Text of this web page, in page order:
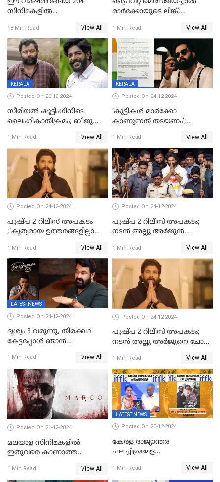
ഈ വർഷമിറങ്ങിയ 204
സിനിമകളിൽ
ചിത്രങ്ങൾ; 2024ൽ സിനിമാ
വ്യവസായത്തിന് നഷ്ടം 700
കോടി; അഭിനേതാക്കൾ
പ്രതിഫലം കുറയ്ക്കണമെന്നും
നിർമാതാക്കളുടെ സംഘടന
18 Min Read View All
പ്രൈവറ്റ് മെസേജയച്ചാല്‍
മാർക്കോയുടെ ലിങ്ക്;
സ്വദേശി അറസ്റ്റില്‍
1 Min Read View All
KERALA
Posted On 26-12-2024
സീരിയല്‍ ഷൂട്ടിംഗിനിടെ
ലൈംഗികാതിക്രമം; ബിജു
ശ്രീകുമാറിനുമെതിരെ കേസ്
1 Min Read View All
KERALA
Posted On 24-12-2024
‘കുട്ടികൾ മാർക്കോ
കാണുന്നത് തടയണം’;
മാതാപിതാക്കൾക്കൊപ്പം
കുട്ടികളുമെത്തുന്നു;
മുഖ്യമന്ത്രിക്ക് പരാതി നൽകി
കെപിസിസി അംഗം
1 Min Read View All
Posted On 24-12-2024
പുഷ്‌പ 2 റിലീസ് അപകടം
;'കൃത്യമായ ഉത്തരങ്ങളില്ലാതെ
1 Min Read View All
Posted On 24-12-2024
പുഷ്പ 2 റിലീസ് അപകടം;
നടന്‍ അല്ലു അര്‍ജുൻ
മുന്നിൽ ഹാജരായി
1 Min Read View All
LATEST NEWS
Posted On 24-12-2024
ദൃശ്യം 3 വരുന്നു, തിരക്കഥ
കേട്ടപ്പോള്‍ ഞാന്‍
സ്ഥിരീകരിച്ച് മോഹൻലാൽ
1 Min Read View All
Posted On 24-12-2024
പുഷ്പ 2 റിലീസ് അപകടം;
നടന്‍ അല്ലു അര്‍ജുനെ ചോദ്യം
1 Min Read View All
Posted On 21-12-2024
മലയാള സിനിമകളിൽ
ഇതുവരെ കാണാത്ത
മുകുന്ദൻ ചിത്രം മാർക്കോ
1 Min Read View All
LATEST NEWS
Posted On 20-12-2024
കേരള രാജ്യാന്തര
ചലച്ചിത്രമേള
സിനിമ അവാര്‍ഡ്
1 Min Read View All